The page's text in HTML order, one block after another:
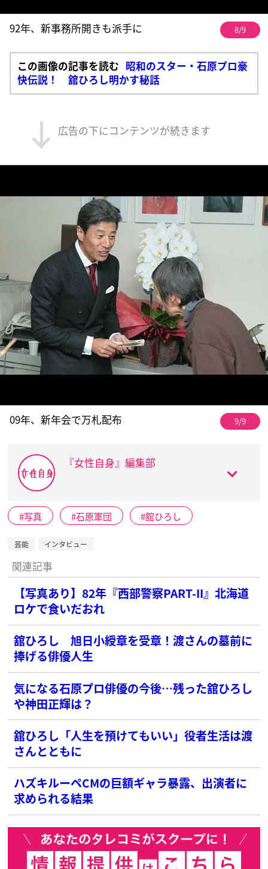
92年、新事務所開きも派手に 8/9
この画像の記事を読む 昭和のスター・石原プロ豪
快伝説！ 舘ひろし明かす秘話
広告の下にコンテンツが続きます
09年、新年会で万札配布 9/9
『女性自身』編集部
写真 石原軍団 舘ひろし
芸能 インタビュー
関連記事
【写真あり】82年『西部警察PART-II』北海道
ロケで食いだおれ
舘ひろし 旭日小綬章を受章！渡さんの墓前に
捧げる俳優人生
気になる石原プロ俳優の今後…残った舘ひろし
や神田正輝は？
舘ひろし「人生を預けてもいい」役者生活は渡
さんとともに
ハズキルーペCMの巨額ギャラ暴露、出演者に
求められる結果